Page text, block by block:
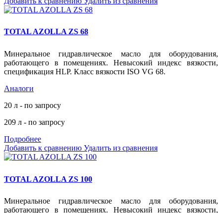
TOTAL AZOLLA ZS 68
Минеральное гидравлическое масло для оборудования,
работающего в помещениях. Невысокий индекс вязкости,
спецификация HLP. Класс вязкости ISO VG 68.
Аналоги
20 л - по запросу
209 л - по запросу
Подробнее
Добавить к сравнению Удалить из сравнения
TOTAL AZOLLA ZS 100
Минеральное гидравлическое масло для оборудования,
работающего в помещениях. Невысокий индекс вязкости,